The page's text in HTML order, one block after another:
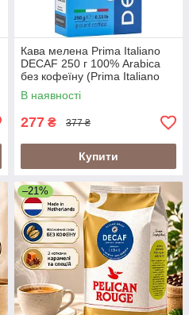
Кава мелена Prima Italiano
DECAF 250 г 100% Arabica
без кофеїну (Prima Italiano
Decafeine)
В наявності
277 ₴ 377 ₴
Купити
–21%